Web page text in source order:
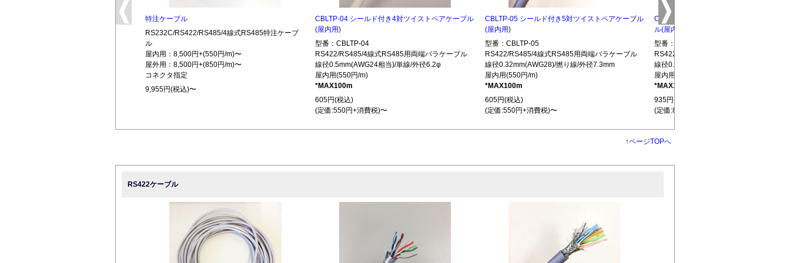
特注ケーブル
RS232C/RS422/RS485/4線式RS485特注ケーブ
ル
屋内用：8,500円+(550円/m)〜
屋外用：8,500円+(850円/m)〜
コネクタ指定
9,955円(税込)〜
CBLTP-04 シールド付き4対ツイストペアケーブル
(屋内用)
型番：CBLTP-04
RS422/RS485/4線式RS485用両端バラケーブル
線径0.5mm(AWG24相当)/単線/外径6.2φ
屋内用(550円/m)
*MAX100m
605円(税込)
(定価:550円+消費税)〜
CBLTP-05 シールド付き5対ツイストペアケーブル
(屋内用)
型番：CBLTP-05
RS422/RS485/4線式RS485用両端バラケーブル
線径0.32mm(AWG28)/撚り線/外径7.3mm
屋内用(550円/m)
*MAX100m
605円(税込)
(定価:550円+消費税)〜
CBLTP-10 シールド付き10対ツイストペ
ル(屋内用)
型番：CBLTP-10
RS422/RS485/4線式RS485用両端バラケ
線径0.32mm(AWG28)/撚り線/外径12.7mm
屋内用(850円/m)
*MAX100m
935円(税込)
(定価:850円+消費税)〜
↑ページTOPへ
RS422ケーブル